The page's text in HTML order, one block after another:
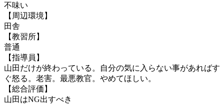
不味い
【周辺環境】
田舎
【教習所】
普通
【指導員】
山田だけが終わっている。自分の気に入らない事があればす
ぐ怒る。老害。最悪教官。やめてほしい。
【総合評価】
山田はNG出すべき